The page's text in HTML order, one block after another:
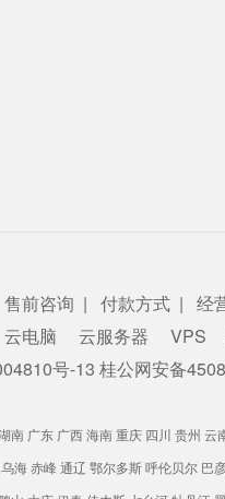
售前咨询 | 付款方式 | 经
云电脑 云服务器 VPS
号-13 桂公网安备
南 广东 广西海南重庆 四川 贵州 云
乌海赤峰 通辽 鄂尔多斯呼伦贝尔 巴